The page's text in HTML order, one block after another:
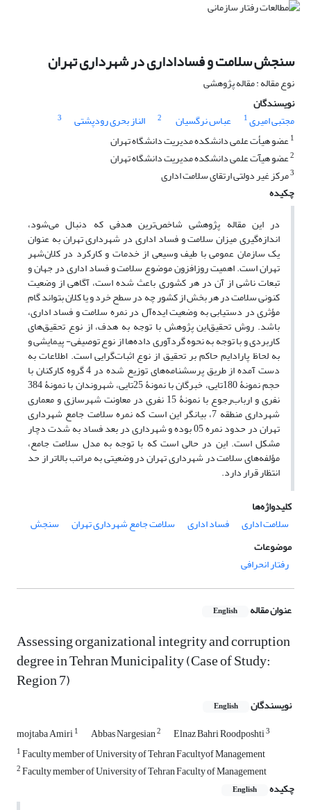
سنجش سلامت و فساداداری در شهرداری تهران
نوع مقاله : مقاله پژوهشی
نویسندگان
مجتبی امیری1 عباس نرگسیان 2 الناز بحری رودپشتی
3
1عضو هیأت علمی دانشکده مدیریت دانشگاه تهران
2عضو هیآت علمی دانشکده مدیریت دانشگاه تهران
3مرکز غیر دولتی ارتقای سلامت اداری
چکیده
در این مقاله‌ پژوهشی شاخص‌ترین هدفی که دنبال می‌شود،
اندازه‌گیری میزان سلامت و فساد اداری در شهرداری تهران به عنوان
یک سازمان عمومی با طیف وسیعی از خدمات و کارکرد در کلان‌شهر
تهران است. اهمیت روزافزون موضوع سلامت و فساد اداری در جهان و
تبعات ناشی از آن در هر کشوری باعث شده است، آگاهی از وضعیت
کنونی سلامت در هر بخش از کشور چه در سطح خرد و یا کلان بتواند گام
مؤثری در دستیابی به وضعیت ایده‌آل در نمره‌ سلامت و فساد اداری،
باشد. روش تحقیقاین پژوهش با توجه به هدف، از نوع تحقیق‌های
کاربردی و با توجه به نحوه‌ گردآوری داده‌ها از نوع توصیفی- پیمایشی و
به لحاظ پارادایم حاکم بر تحقیق از نوع اثبات‌گرایی است. اطلاعات به‌
دست‌ آمده از طریق پرسشنامه‌های توزیع‌ شده در 4 گروه کارکنان با
حجم نمونۀ 180تایی، خبرگان با نمونۀ‌ 25تایی، شهروندان با نمونۀ 384
نفری و ارباب‌رجوع با نمونۀ‌ 15 نفری در معاونت شهرسازی و معماری
شهرداری منطقه 7، بیانگر این است که نمره‌ سلامت جامع شهرداری
تهران در حدود نمره‌ 05 بوده و شهرداری در بعد فساد به‌ شدت دچار
مشکل است. این در حالی است که با توجه به مدل سلامت جامع،
مؤلفه‌های سلامت در شهرداری تهران در وضعیتی به ‌مراتب بالاتر از حد
انتظار قرار دارد.
کلیدواژه‌ها
سلامت اداری
فساد اداری سلامت جامع شهرداری تهران
سنجش
موضوعات
رفتار انحرافی
عنوان مقاله English
Assessing organizational integrity and corruption
degree in Tehran Municipality (Case of Study:
Region 7)
نویسندگان English
mojtaba Amiri1 Abbas Nargesian2 Elnaz Bahri Roodposhti3
1Faculty member of University of Tehran Facultyof Management
2Faculty member of University of Tehran Faculty of Management
چکیده
English